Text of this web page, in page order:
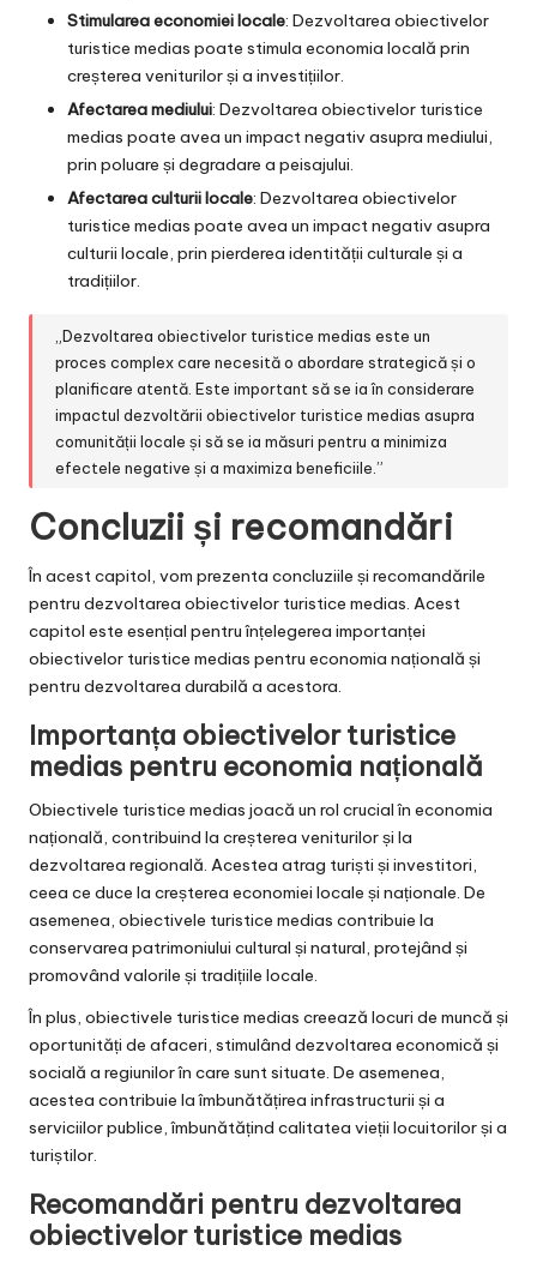
Stimularea economiei locale: Dezvoltarea obiectivelor
turistice medias poate stimula economia locală prin
creșterea veniturilor și a investițiilor.
Afectarea mediului: Dezvoltarea obiectivelor turistice
medias poate avea un impact negativ asupra mediului,
prin poluare și degradare a peisajului.
Afectarea culturii locale: Dezvoltarea obiectivelor
turistice medias poate avea un impact negativ asupra
culturii locale, prin pierderea identității culturale și a
tradițiilor.
„Dezvoltarea obiectivelor turistice medias este un
proces complex care necesită o abordare strategică și o
planificare atentă. Este important să se ia în considerare
impactul dezvoltării obiectivelor turistice medias asupra
comunității locale și să se ia măsuri pentru a minimiza
efectele negative și a maximiza beneficiile.”
Concluzii și recomandări
În acest capitol, vom prezenta concluziile și recomandările
pentru dezvoltarea obiectivelor turistice medias. Acest
capitol este esențial pentru înțelegerea importanței
obiectivelor turistice medias pentru economia națională și
pentru dezvoltarea durabilă a acestora.
Importanța obiectivelor turistice
medias pentru economia națională
Obiectivele turistice medias joacă un rol crucial în economia
națională, contribuind la creșterea veniturilor și la
dezvoltarea regională. Acestea atrag turiști și investitori,
ceea ce duce la creșterea economiei locale și naționale. De
asemenea, obiectivele turistice medias contribuie la
conservarea patrimoniului cultural și natural, protejând și
promovând valorile și tradițiile locale.
În plus, obiectivele turistice medias creează locuri de muncă și
oportunități de afaceri, stimulând dezvoltarea economică și
socială a regiunilor în care sunt situate. De asemenea,
acestea contribuie la îmbunătățirea infrastructurii și a
serviciilor publice, îmbunătățind calitatea vieții locuitorilor și a
turiștilor.
Recomandări pentru dezvoltarea
obiectivelor turistice medias